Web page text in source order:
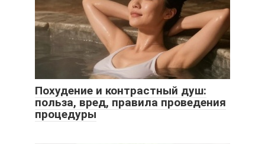
Похудение и контрастный душ:
польза, вред, правила проведения
процедуры